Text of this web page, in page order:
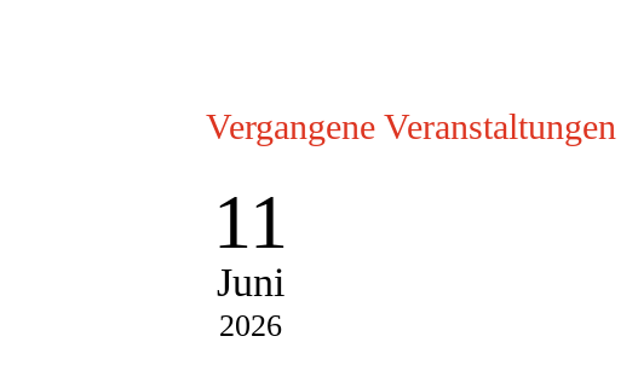
Vergangene Veranstaltungen
11
Juni
2026